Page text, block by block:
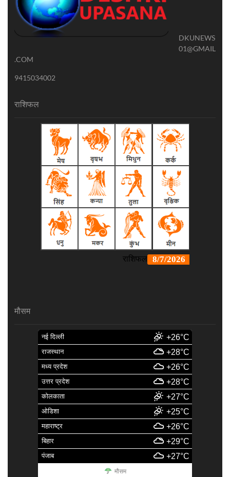
DKUNEWS
01@GMAIL
.COM
9415034002
राशिफल
मौसम
नई दिल्ली +26°C
राजस्थान +28°C
मध्य प्रदेश +26°C
उत्तर प्रदेश +28°C
कोलकाता +27°C
ओडिशा +25°C
महाराष्ट्र +26°C
बिहार +29°C
पंजाब +27°C
मौसम